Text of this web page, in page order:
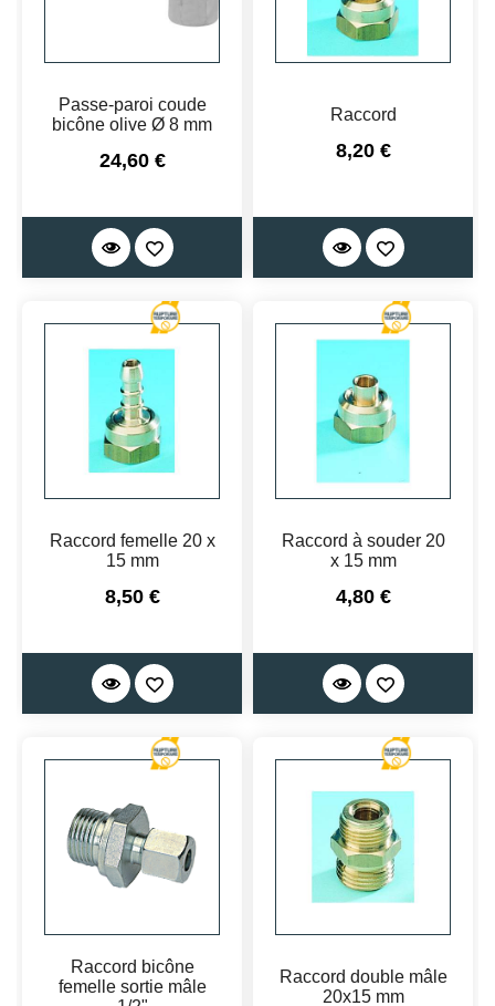
Passe-paroi coude
bicône olive Ø 8 mm
Prix
24,60 €
Raccord
Prix
8,20 €
Raccord femelle 20 x
15 mm
Prix
8,50 €
Raccord à souder 20
x 15 mm
Prix
4,80 €
Raccord bicône
femelle sortie mâle
Raccord double mâle
20x15 mm